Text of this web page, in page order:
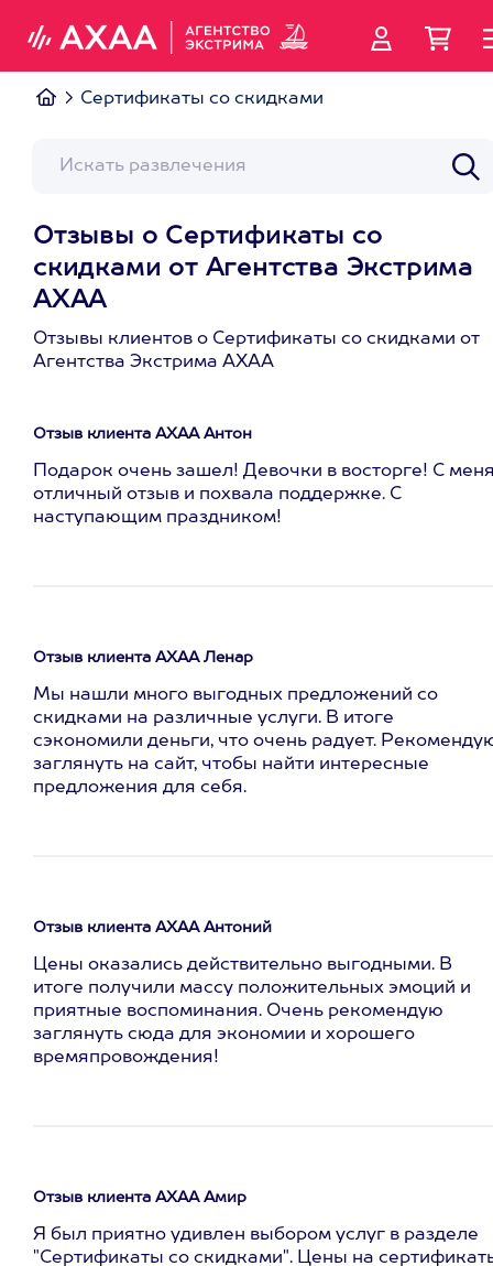
Сертификаты со скидками
Отзывы о Сертификаты со
скидками от Агентства Экстрима
АХАА
Отзывы клиентов о Сертификаты со скидками от
Агентства Экстрима АХАА
Отзыв клиента АХАА Антон
Подарок очень зашел! Девочки в восторге! С
отличный отзыв и похвала поддержке. С
наступающим праздником!
Отзыв клиента АХАА Ленар
Мы нашли много выгодных предложений со
скидками на различные услуги. В итоге
сэкономили деньги, что очень радует.
заглянуть на сайт, чтобы найти интересные
предложения для себя.
Отзыв клиента АХАА Антоний
Цены оказались действительно выгодными. В
итоге получили массу положительных эмоций и
приятные воспоминания. Очень рекомендую
заглянуть сюда для экономии и хорошего
времяпровождения!
Отзыв клиента АХАА Амир
Я был приятно удивлен выбором услуг в разделе
"Сертификаты со скидками". Цены на